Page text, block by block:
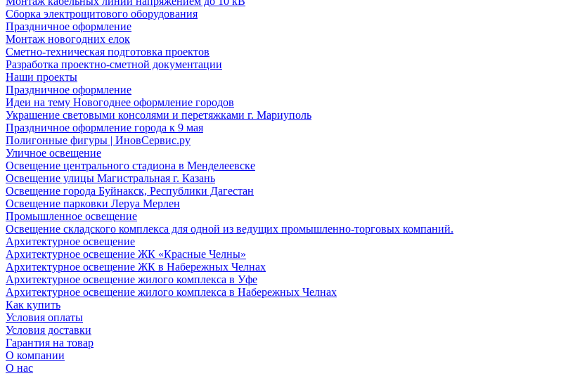
Сборка электрощитового оборудования
Праздничное оформление
Монтаж новогодних елок
Сметно-техническая подготовка проектов
Разработка проектно-сметной документации
Наши проекты
Праздничное оформление
Идеи на тему Новогоднее оформление городов
Украшение световыми консолями и перетяжками г. Мариуполь
Праздничное оформление города к 9 мая
Полигонные фигуры | ИновСервис.ру
Уличное освещение
Освещение центрального стадиона в Менделеевске
Освещение улицы Магистральная г. Казань
Освещение города Буйнакск, Республики Дагестан
Освещение парковки Леруа Мерлен
Промышленное освещение
Освещение складского комплекса для одной из ведущих промышленно-торговых компаний.
Архитектурное освещение
Архитектурное освещение ЖК «Красные Челны»
Архитектурное освещение ЖК в Набережных Челнах
Архитектурное освещение жилого комплекса в Уфе
Архитектурное освещение жилого комплекса в Набережных Челнах
Как купить
Условия оплаты
Условия доставки
Гарантия на товар
О компании
О нас